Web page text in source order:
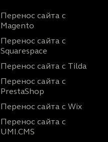
Перенос сайта с
Magento
Перенос сайта с
Squarespace
Перенос сайта с Tilda
Перенос сайта с
PrestaShop
Перенос сайта с Wix
Перенос сайта с
UMI.CMS